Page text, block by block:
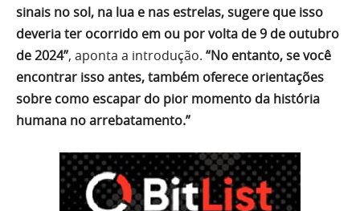
sinais no sol, na lua e nas estrelas, sugere que isso
deveria ter ocorrido em ou por volta de 9 de outubro
de 2024”, aponta a introdução. “No entanto, se você
encontrar isso antes, também oferece orientações
sobre como escapar do pior momento da história
humana no arrebatamento.”